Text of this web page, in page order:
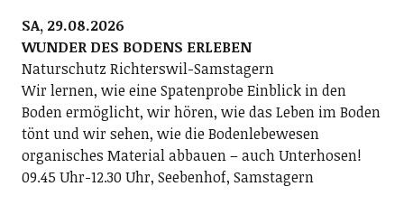
SA, 29.08.2026
WUNDER DES BODENS ERLEBEN
Naturschutz Richterswil-Samstagern
Wir lernen, wie eine Spatenprobe Einblick in den
Boden ermöglicht, wir hören, wie das Leben im Boden
tönt und wir sehen, wie die Bodenlebewesen
organisches Material abbauen – auch Unterhosen!
09.45 Uhr-12.30 Uhr, Seebenhof, Samstagern